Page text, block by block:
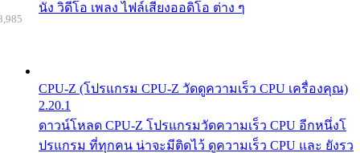
นัง วิดีโอ เพลง ไฟล์เสียงออดิโอ ต่าง ๆ
CPU-Z (โปรแกรม CPU-Z วัดดูความเร็ว CPU เครื่องคุณ)
2.20.1
ดาวน์โหลด CPU-Z โปรแกรมวัดความเร็ว CPU อีกหนึ่งโ
ปรแกรม ที่ทุกคน น่าจะมีติดไว้ ดูความเร็ว CPU และ ยังรว